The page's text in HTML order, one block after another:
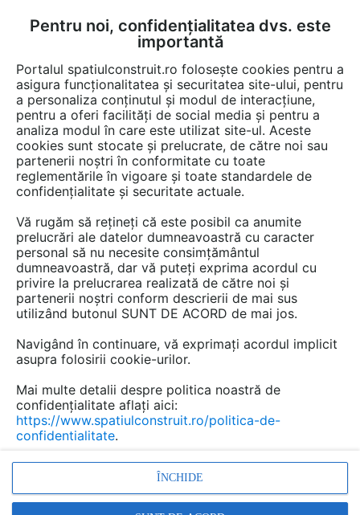
FĂ-ȚI CONT LOGIN
CUM SE FACE
EȘTI AICI: Documentații Fise tehnice Fundatie Tratamente, reparatii,
Membrana cimentoasa flexibila XYPEX
XYPEX FCM
Limba: Romana
124 afisari
Tip documentatie: Fisa tehnica Salvează pdf
Pentru noi, confidențialitatea dvs. este
importantă
Portalul spatiulconstruit.ro folosește cookies pentru a
asigura funcționalitatea și securitatea site-ului, pentru
a personaliza conținutul și modul de interacțiune,
pentru a oferi facilități de social media și pentru a
analiza modul în care este utilizat site-ul. Aceste
cookies sunt stocate și prelucrate, de către noi sau
partenerii noștri în conformitate cu toate
reglementările în vigoare și toate standardele de
confidențialitate și securitate actuale.
Vă rugăm să rețineți că este posibil ca anumite
prelucrări ale datelor dumneavoastră cu caracter
personal să nu necesite consimțământul
dumneavoastră, dar vă puteți exprima acordul cu
privire la prelucrarea realizată de către noi și
partenerii noștri conform descrierii de mai sus
utilizând butonul SUNT DE ACORD de mai jos.
Navigând în continuare, vă exprimați acordul implicit
asupra folosirii cookie-urilor.
Mai multe detalii despre politica noastră de
confidențialitate aflați aici:
https://www.spatiulconstruit.ro/politica-de-
confidentialitate.
ÎNCHIDE